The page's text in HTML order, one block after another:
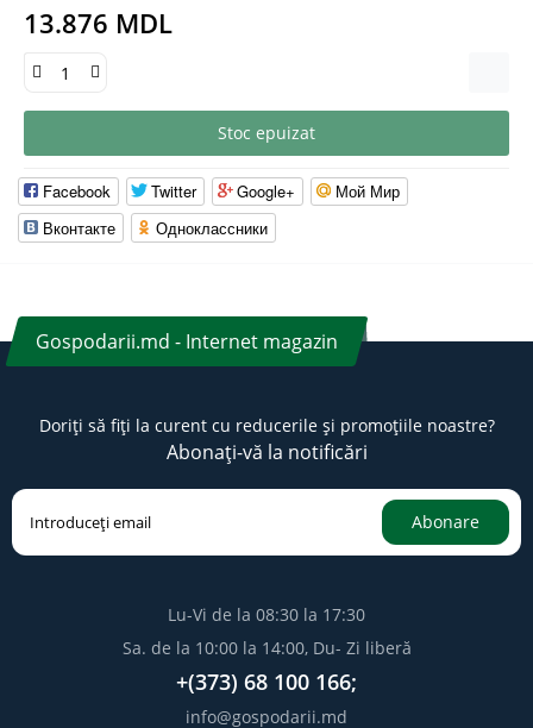
13.876 MDL
Stoc epuizat
Facebook Twitter Google+
Мой Мир
Вконтакте
Одноклассники
Gospodarii.md - Internet magazin
Doriți să fiți la curent cu reducerile și promoțiile noastre?
Abonați-vă la notificări
Abonare
Lu-Vi de la 08:30 la 17:30
Sa. de la 10:00 la 14:00, Du- Zi liberă
+(373) 68 100 166;
info@gospodarii.md